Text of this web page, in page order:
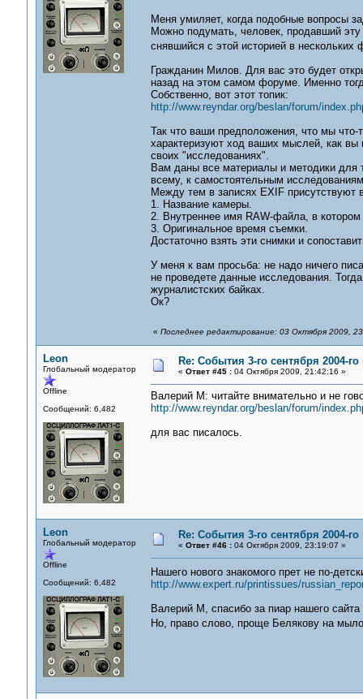
Меня умиляет, когда подобные вопросы
Можно подумать, человек, продавший
снявшийся с этой историей в
Гражданин Милов. Для вас это будет
назад на этом самом форуме. Именно
Собственно, вот этот топик:
http://www.reyndar.org/beslan/forum/
Так что ваши предположения, что мы
характеризуют ход ваших мыслей, как
своих "исследованиях".
Вам даны все материалы и методики для
всему, к самостоятельным
Между тем в записях EXIF
1. Название камеры.
2. Внутреннее имя RAW-файла, в
3. Оригинальное время съемки.
Достаточно взять эти снимки и
У меня к вам просьба: не надо ничего
не проведете данные исследования.
журналистских байках.
Ок?
« Последнее редактирование: 03 Октября 2009,
Leon
Глобальный модератор
Offline
Сообщений: 6,482
Re: События 3-го сентября 2004-
« Ответ #45 :04 Октября 2009, 21:42:16 »
Валерий М: читайте внимательно и не
http://www.reyndar.org/beslan/forum/
для вас писалось.
Leon
Глобальный модератор
Offline
Сообщений: 6,482
Re: События 3-го сентября 2004-
« Ответ #46 :04 Октября 2009, 23:19:07 »
Нашего нового знакомого прет не по-
http://www.expert.ru/printissues/
Валерий М, спасибо за пиар нашего сайта
Но, право слово, проще Белякову на